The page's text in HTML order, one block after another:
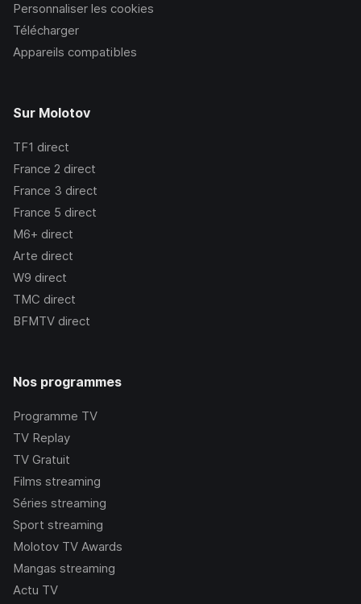
Personnaliser les cookies
Télécharger
Appareils compatibles
Sur Molotov
TF1 direct
France 2 direct
France 3 direct
France 5 direct
M6+ direct
Arte direct
W9 direct
TMC direct
BFMTV direct
Nos programmes
Programme TV
TV Replay
TV Gratuit
Films streaming
Séries streaming
Sport streaming
Molotov TV Awards
Mangas streaming
Actu TV